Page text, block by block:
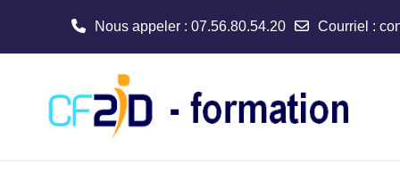
Nous appeler : 07.56.80.54.20 Courriel :